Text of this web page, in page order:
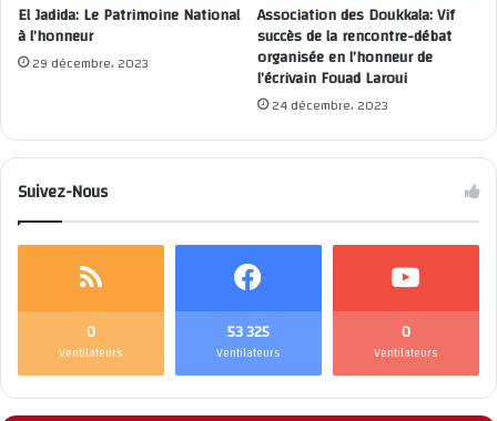
El Jadida: Le Patrimoine National
à l’honneur
29 décembre، 2023
Association des Doukkala: Vif
succès de la rencontre-débat
organisée en l’honneur de
l’écrivain Fouad Laroui
24 décembre، 2023
Suivez-Nous
0
Ventilateurs
53 325
Ventilateurs
0
Ventilateurs